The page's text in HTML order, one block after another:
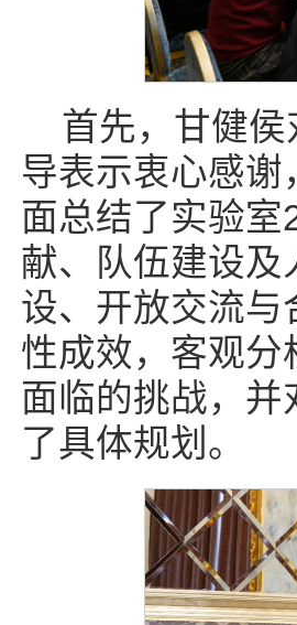
首先，甘健
导表示衷心感
面总结了实验
献、队伍建设
设、开放交流
性成效，客观
面临的挑战，
了具体规划。